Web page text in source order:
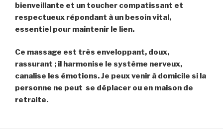
bienveillante et un toucher compatissant et
respectueux répondant à un besoin vital,
essentiel pour maintenir le lien.
Ce massage est très enveloppant, doux,
rassurant ; il harmonise le système nerveux,
canalise les émotions. Je peux venir à domicile si la
personne ne peut se déplacer ou en maison de
retraite.